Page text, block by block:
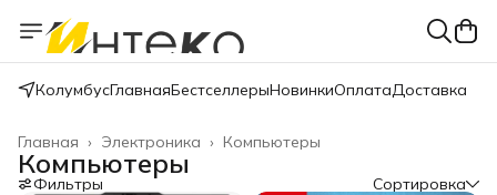
КолумбусГлавнаяБестселлерыНовинкиОплатаДоставка
Компьютеры
Электроника ›
Главная ›
Компьютеры
Фильтры Сортировка